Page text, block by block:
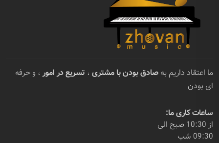
ما اعتقاد داریم به صادق بودن با مشتری ، تسریع در امور ، و حرفه
ای بودن
ساعات کاری ما:
از 10:30 صبح الی
09:30 شب